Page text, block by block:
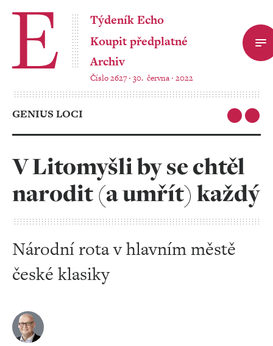
Týdeník Echo
Koupit předplatné
Archiv
Číslo 2627 ‧ 30. června ‧ 2022
GENIUS LOCI
V Litomyšli by se chtěl
narodit (a umřít) každý
Národní rota v hlavním městě
české klasiky